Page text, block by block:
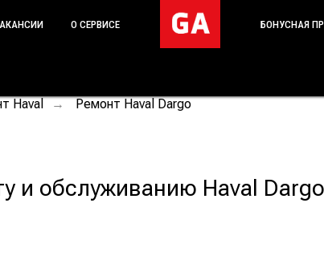
О СЕРВИСЕ БОНУСНАЯ
Haval → Ремонт Haval Dargo
и обслуживанию Haval